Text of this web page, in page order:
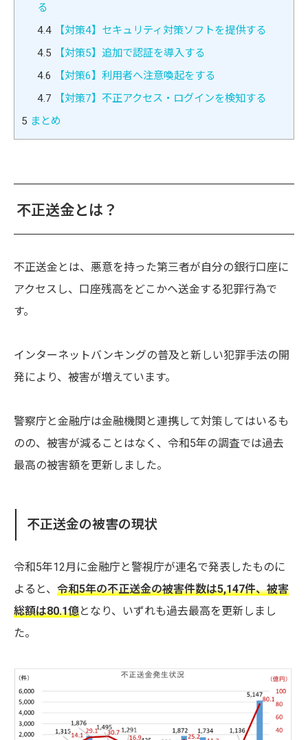
る
4.4【対策4】セキュリティ対策ソフトを提供する
4.5 【対策5】追加で認証を導入する
4.6 【対策6】利用者へ注意喚起をする
4.7 【対策7】不正アクセス・ログインを検知する
5 まとめ
不正送金とは？
不正送金とは、悪意を持った第三者が自分の銀行口座に
アクセスし、口座残高をどこかへ送金する犯罪行為で
す。
インターネットバンキングの普及と新しい犯罪手法の開
発により、被害が増えています。
警察庁と金融庁は金融機関と連携して対策してはいるも
のの、被害が減ることはなく、令和5年の調査では過去
最高の被害額を更新しました。
不正送金の被害の現状
令和5年12月に金融庁と警視庁が連名で発表したものに
よると、 令和5年の不正送金の被害件数は5,147件、被害
総額は80.1億となり、いずれも過去最高を更新しまし
た。